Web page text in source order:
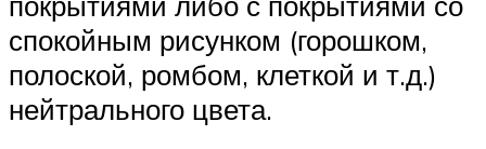
спокойным рисунком (горошком,
полоской, ромбом, клеткой и т.д.)
нейтрального цвета.